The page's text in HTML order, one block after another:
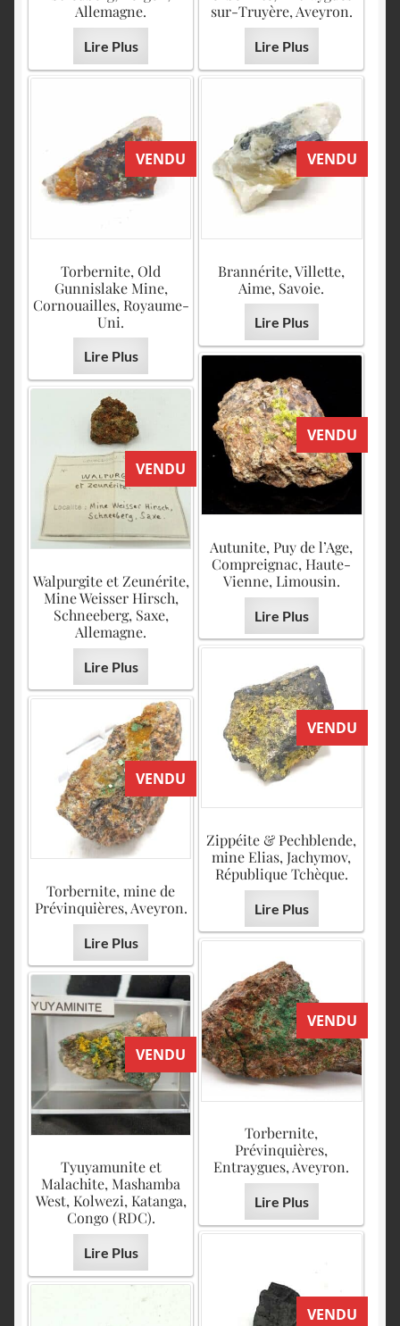
Allemagne.
Lire Plus
sur-Truyère, Aveyron.
Lire Plus
VENDU
Torbernite, Old
Gunnislake Mine,
Cornouailles, Royaume-
Uni.
Lire Plus
VENDU
Brannérite, Villette,
Aime, Savoie.
Lire Plus
VENDU
Autunite, Puy de l’Age,
Compreignac, Haute-
Vienne, Limousin.
Lire Plus
VENDU
Walpurgite et Zeunérite,
Mine Weisser Hirsch,
Schneeberg, Saxe,
Allemagne.
Lire Plus
VENDU
Zippéite & Pechblende,
mine Elias, Jachymov,
République Tchèque.
Lire Plus
VENDU
Torbernite, mine de
Prévinquières, Aveyron.
Lire Plus
VENDU
Torbernite,
Prévinquières,
Entraygues, Aveyron.
Lire Plus
VENDU
Tyuyamunite et
Malachite, Mashamba
West, Kolwezi, Katanga,
Congo (RDC).
Lire Plus
VENDU